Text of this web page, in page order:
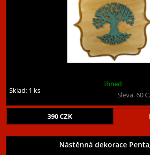
ihned
Sklad: 1 ks
390CZK
Sleva 60
Nástěnná dekorace